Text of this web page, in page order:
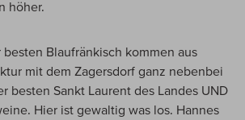
höher.
Blaufränkisch kommen aus
mit dem Zagersdorf ganz nebenbei
besten Sankt Laurent des Landes UND
Hier ist gewaltig was los. Hannes